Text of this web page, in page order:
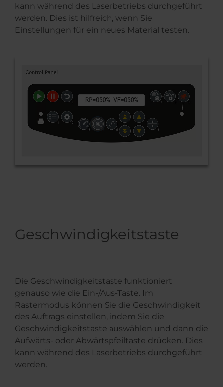
kann während des Laserbetriebs durchgeführt
werden. Dies ist hilfreich, wenn Sie
Einstellungen für ein neues Material testen.
Geschwindigkeitstaste
Die Geschwindigkeitstaste funktioniert
genauso wie die Ein-/Aus-Taste. Im
Rastermodus können Sie die Geschwindigkeit
des Auftrags einstellen, indem Sie die
Geschwindigkeitstaste auswählen und dann die
Aufwärts- oder Abwärtspfeiltaste drücken. Dies
kann während des Laserbetriebs durchgeführt
werden.